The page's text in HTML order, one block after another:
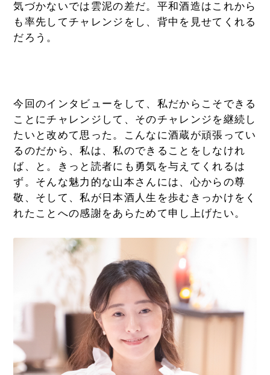
気づかないでは雲泥の差だ。平和酒造はこれから
も率先してチャレンジをし、背中を見せてくれる
だろう。
今回のインタビューをして、私だからこそできる
ことにチャレンジして、そのチャレンジを継続し
たいと改めて思った。こんなに酒蔵が頑張ってい
るのだから、私は、私のできることをしなけれ
ば、と。きっと読者にも勇気を与えてくれるは
ず。そんな魅力的な山本さんには、心からの尊
敬、そして、私が日本酒人生を歩むきっかけをく
れたことへの感謝をあらためて申し上げたい。